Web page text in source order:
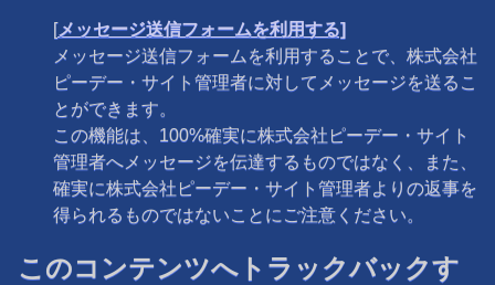
[メッセージ送信フォームを利用する]
メッセージ送信フォームを利用することで、株式会社
ピーデー・サイト管理者に対してメッセージを送るこ
とができます。
この機能は、100%確実に株式会社ピーデー・サイト
管理者へメッセージを伝達するものではなく、また、
確実に株式会社ピーデー・サイト管理者よりの返事を
得られるものではないことにご注意ください。
このコンテンツへトラックバックす